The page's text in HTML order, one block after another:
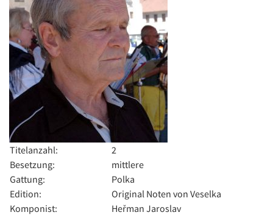
Titelanzahl:
2
Besetzung:
mittlere
Gattung:
Polka
Edition:
Original Noten von Veselka
Komponist:
Heřman Jaroslav